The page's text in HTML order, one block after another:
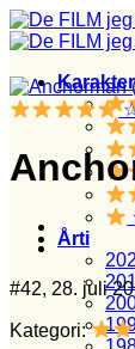
Fortsæt
til
Karakter
Årti
#42, 28. juli
Kategori: